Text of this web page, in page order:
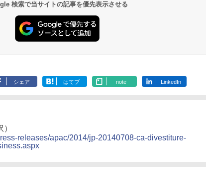
検索で当サイトの記事を優先表示させる
シェア はてブ note LinkedIn
releases/apac/2014/jp-20140708-ca-divestiture-